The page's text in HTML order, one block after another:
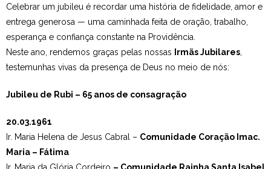
Ética e Compliance
Celebrar um jubileu é recordar uma história de fidelidade, amor e
entrega generosa — uma caminhada feita de oração, trabalho,
esperança e confiança constante na Providência.
Neste ano, rendemos graças pelas nossas
Irmãs Jubilares
testemunhas vivas da presença de Deus no meio de nós:
Jubileu de Rubi – 65 anos de consagração
20.03.1961
Ir. Maria Helena de Jesus Cabral – Comunidade Coração Imac.
Maria – Fátima